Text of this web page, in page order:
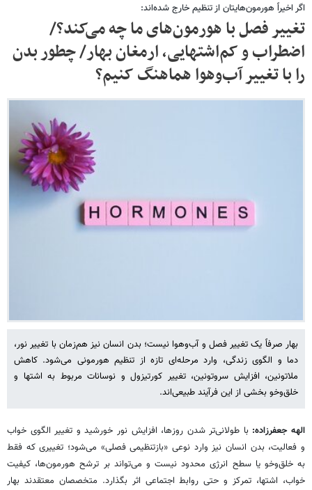
اگر اخیراً هورمون‌هایتان از تنظیم خارج شده‌اند:
تغییر فصل با هورمون‌های ما چه می‌کند؟/
اضطراب و کم‌اشتهایی، ارمغان بهار/ چطور بدن
را با تغییر آب‌وهوا هماهنگ کنیم؟
بهار صرفاً یک تغییر فصل و آب‌وهوا نیست؛ بدن انسان نیز هم‌زمان با تغییر نور،
دما و الگوی زندگی، وارد مرحله‌ای تازه از تنظیم هورمونی می‌شود. کاهش
ملاتونین، افزایش سروتونین، تغییر کورتیزول و نوسانات مربوط به اشتها و
خلق‌وخو بخشی از این فرآیند طبیعی‌اند.
الهه جعفرزاده: با طولانی‌تر شدن روزها، افزایش نور خورشید و تغییر الگوی خواب
و فعالیت، بدن انسان نیز وارد نوعی «بازتنظیمی فصلی» می‌شود؛ تغییری که فقط
به خلق‌وخو یا سطح انرژی محدود نیست و می‌تواند بر ترشح هورمون‌ها، کیفیت
خواب، اشتها، تمرکز و حتی روابط اجتماعی اثر بگذارد. متخصصان معتقدند بهار